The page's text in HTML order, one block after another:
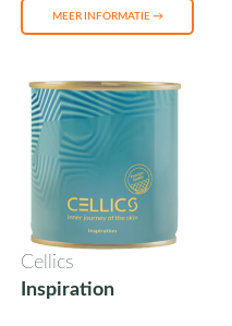
MEER INFORMATIE →
Cellics
Inspiration